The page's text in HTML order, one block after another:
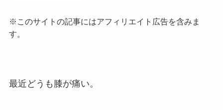
※このサイトの記事にはアフィリエイト広告を含みま
す。
最近どうも膝が痛い。